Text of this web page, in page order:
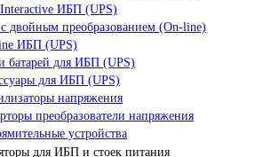
ИБП (UPS)
двойным преобразованием (On-line)
ИБП (UPS)
батарей для ИБП (UPS)
для ИБП (UPS)
напряжения
преобразователи напряжения
устройства